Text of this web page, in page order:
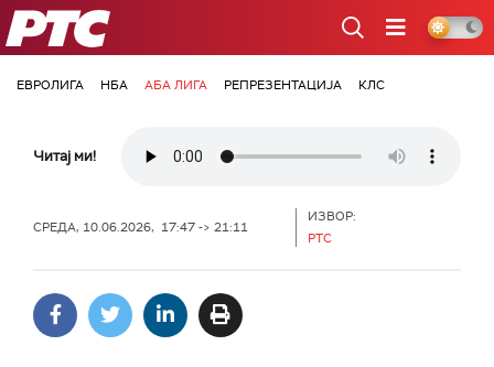
РТС
ЕВРОЛИГА НБА АБА ЛИГА РЕПРЕЗЕНТАЦИЈА КЛС
Читај ми!
СРЕДА, 10.06.2026, 17:47 -> 21:11
ИЗВОР:
РТС